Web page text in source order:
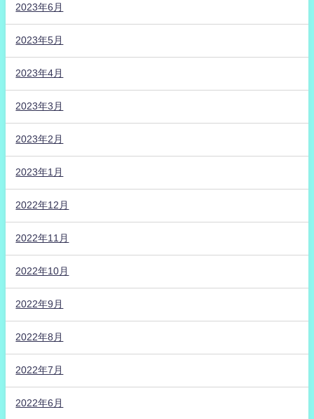
2023年6月
2023年5月
2023年4月
2023年3月
2023年2月
2023年1月
2022年12月
2022年11月
2022年10月
2022年9月
2022年8月
2022年7月
2022年6月